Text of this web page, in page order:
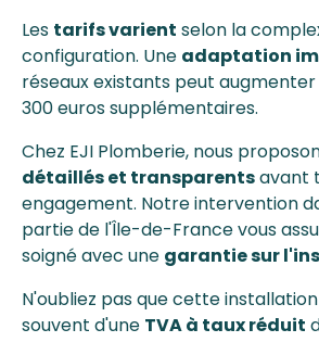
Les tarifs varient selon la
configuration. Une adaptation
réseaux existants peut augmenter
300 euros supplémentaires.
Chez EJI Plomberie, nous
détaillés et transparentsavant
engagement. Notre intervention
partie de l'Île-de-France vous
soigné avec une garantie sur
N'oubliez pas que cette
souvent d'une TVA à taux réduit